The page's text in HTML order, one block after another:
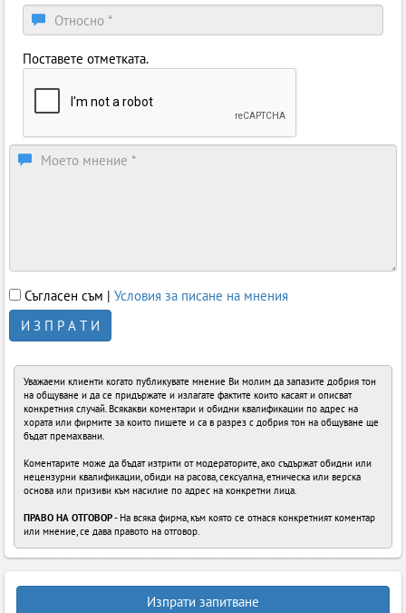
Поставете отметката.
Съгласен съм | Условия за писане на мнения
И З П Р А Т И
Уважаеми клиенти когато публикувате мнение Ви молим да запазите добрия тон
на общуване и да се придържате и излагате фактите които касаят и описват
конкретния случай. Всякакви коментари и обидни квалификации по адрес на
хората или фирмите за които пишете и са в разрез с добрия тон на общуване ще
бъдат премахвани.
Коментарите може да бъдат изтрити от модераторите, ако съдържат обидни или
нецензурни квалификации, обиди на расова, сексуална, етническа или верска
основа или призиви към насилие по адрес на конкретни лица.
ПРАВО НА ОТГОВОР- На всяка фирма, към която се отнася конкретният коментар
или мнение, се дава правото на отговор.
Изпрати запитване